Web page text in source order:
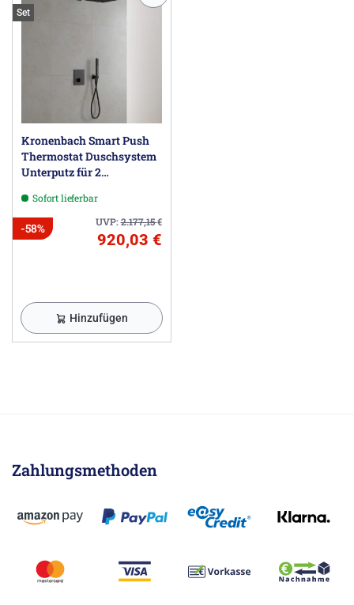
Set
Kronenbach Smart Push
Thermostat Duschsystem
Unterputz für 2
Sofort lieferbar
UVP:2.177,15€
-58%
920,03 €
Hinzufügen
Zahlungsmethoden